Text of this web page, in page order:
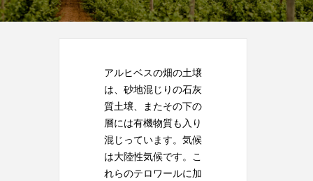
アルヒベスの畑の土壌
は、砂地混じりの石灰
質土壌、またその下の
層には有機物質も入り
混じっています。気候
は大陸性気候です。こ
れらのテロワールに加